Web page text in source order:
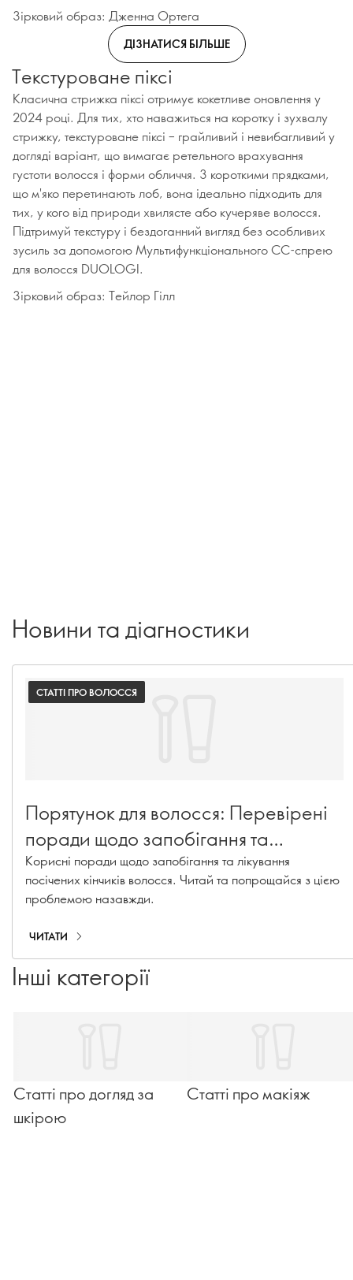
Зірковий образ: Дженна Ортега
ДІЗНАТИСЯ БІЛЬШЕ
Текстуроване піксі
Класична стрижка піксі отримує кокетливе оновлення у
2024 році. Для тих, хто наважиться на коротку і зухвалу
стрижку, текстуроване піксі – грайливий і невибагливий у
догляді варіант, що вимагає ретельного врахування
густоти волосся і форми обличчя. З короткими прядками,
що м'яко перетинають лоб, вона ідеально підходить для
тих, у кого від природи хвилясте або кучеряве волосся.
Підтримуй текстуру і бездоганний вигляд без особливих
зусиль за допомогою Мультифункціонального СС-спрею
для волосся DUOLOGI.
Зірковий образ: Тейлор Гілл
Новини та діагностики
СТАТТІ ПРО ВОЛОССЯ
Порятунок для волосся: Перевірені
поради щодо запобігання та
лікування посічених кінчиків
Корисні поради щодо запобігання та лікування
посічених кінчиків волосся. Читай та попрощайся з цією
проблемою назавжди.
ЧИТАТИ
Інші категорії
Статті про догляд за
шкірою
Статті про макіяж